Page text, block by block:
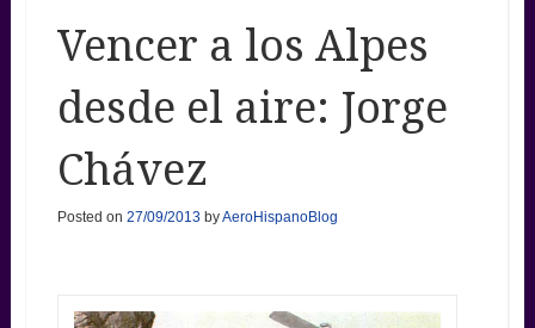
Vencer a los Alpes
desde el aire: Jorge
Chávez
Posted on 27/09/2013 byAeroHispanoBlog